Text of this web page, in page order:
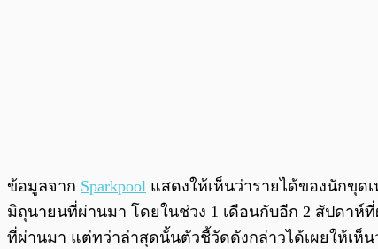
ข้อมูลจาก Sparkpool แสดงให้เห็นว่ารายได้ของนักขุดเ
มิถุนายนที่ผ่านมา โดยในช่วง 1 เดือนกับอีก 2 สัปดาห์
ที่ผ่านมา แต่ทว่าล่าสุดนั้นตัวชี้วัดดังกล่าวได้เผยให้เห็